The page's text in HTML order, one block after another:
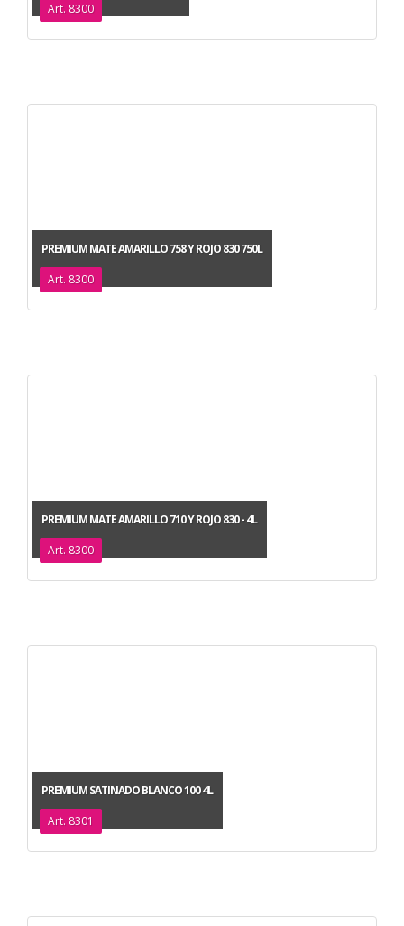
Art. 8300
PREMIUM MATE AMARILLO 758 Y ROJO 830 750L
Art. 8300
PREMIUM MATE AMARILLO 710 Y ROJO 830 - 4L
Art. 8300
PREMIUM SATINADO BLANCO 100 4L
Art. 8301